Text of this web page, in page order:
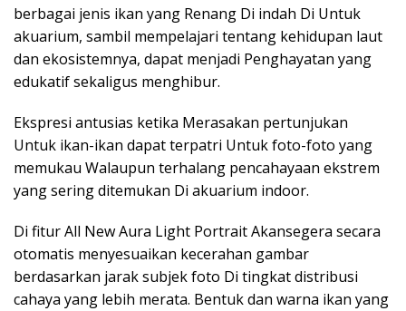
berbagai jenis ikan yang Renang Di indah Di Untuk
akuarium, sambil mempelajari tentang kehidupan laut
dan ekosistemnya, dapat menjadi Penghayatan yang
edukatif sekaligus menghibur.
Ekspresi antusias ketika Merasakan pertunjukan
Untuk ikan-ikan dapat terpatri Untuk foto-foto yang
memukau Walaupun terhalang pencahayaan ekstrem
yang sering ditemukan Di akuarium indoor.
Di fitur All New Aura Light Portrait Akansegera secara
otomatis menyesuaikan kecerahan gambar
berdasarkan jarak subjek foto Di tingkat distribusi
cahaya yang lebih merata. Bentuk dan warna ikan yang